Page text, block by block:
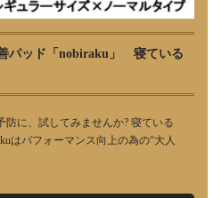
パッド「nobiraku」 寝ている
防に、試してみませんか? 寝ている
はパフォーマンス向上の為の“大人